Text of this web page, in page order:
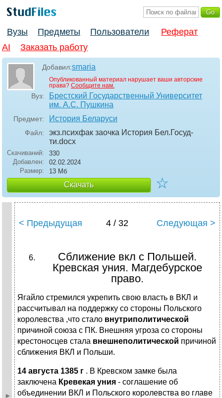
Вузы Предметы Пользователи
Реферат
AI
Заказать работу
Добавил:smaria
Опубликованный материал нарушает ваши авторские
права? Сообщите нам.
Вуз:
Брестский Государственный Университет
им. А.С. Пушкина
Предмет: История Беларуси
Файл:
экз.психфак заочка История Бел.Госуд-
ти.docx
Скачиваний:
330
Добавлен:
02.02.2024
Размер:
13 Мб
Скачать ☆
< Предыдущая 4 / 32 Следующая >
Сближение вкл с Польшей.
Кревская уния. Магдебурское
право.
Ягайло стремился укрепить свою власть в ВКЛ и
рассчитывал на поддержку со стороны Польского
королевства ,что стало внутриполитической
причиной союза с ПК. Внешняя угроза со стороны
крестоносцев стала внешнеполитической причиной
сближения ВКЛ и Польши.
14 августа 1385 г . В Кревском замке была
заключена Кревекая уния - соглашение об
объединении ВКЛ и Польского королевства во главе